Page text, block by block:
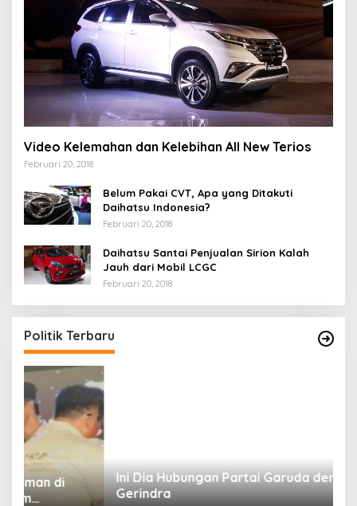
Video Kelemahan dan Kelebihan All New Terios
Februari 20, 2018
Belum Pakai CVT, Apa yang Ditakuti
Daihatsu Indonesia?
Februari 20, 2018
Daihatsu Santai Penjualan Sirion Kalah
Jauh dari Mobil LCGC
Februari 20, 2018
Politik Terbaru
Ini Dia Hubungan Partai Garuda dengan
Gerindra